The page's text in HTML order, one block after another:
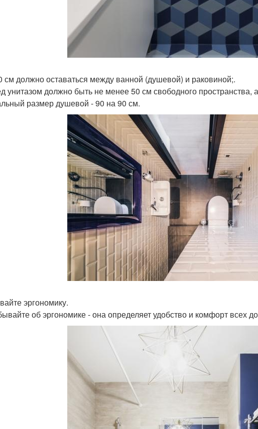
см должно оставаться между ванной (душевой) и раковиной;.
унитазом должно быть не менее 50 см свободного пространства,
размер душевой - 90 на 90 см.
эргономику.
об эргономике - она определяет удобство и комфорт всех